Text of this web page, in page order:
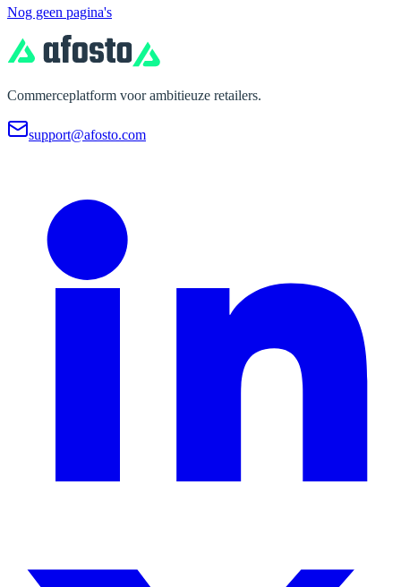
Nog geen pagina's
Commerceplatform voor ambitieuze retailers.
support@afosto.com